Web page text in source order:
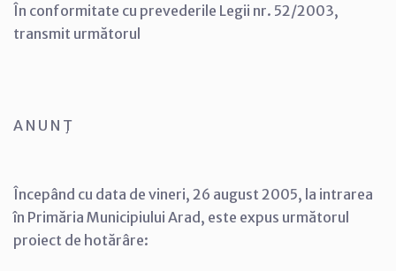
În conformitate cu prevederile Legii nr. 52/2003,
transmit următorul
A N U N Ţ
Începând cu data de vineri, 26 august 2005, la intrarea
în Primăria Municipiului Arad, este expus următorul
proiect de hotărâre: